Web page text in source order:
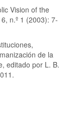
Vision of the
n.º 1 (2003): 7-
de la
editado por L. B.